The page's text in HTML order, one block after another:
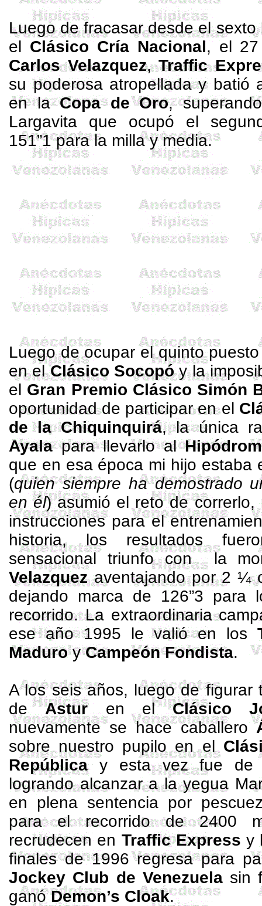
Luego de fracasar desde el
el Clásico Cría Nacional, el
Carlos Velazquez,Traffic
su poderosa atropellada y batió
enlaCopade Oro,
Largavita que ocupó el
151”1 para la milla y media.
Luego de ocupar el quinto
en elClásico Socopóy la
el Gran Premio Clásico Simón
oportunidad de participar en el
dela Chiquinquirá, la única
Ayalapara llevarlo al
que en esa época mi hijo estaba
(quien siempre ha demostrado
en él) asumió el reto de
instrucciones para el
historia, los resultados
sensacional triunfo con
la
Velazquezaventajando por 2 ¼
dejando marca de 126”3 para
recorrido. La extraordinaria
ese año 1995 le valió en los
MaduroyCampeón Fondista.
A los seis años, luego de
deAsturen elClásico
nuevamente se hace caballero
sobre nuestro pupilo en el
Repúblicay esta vez fue de
logrando alcanzar a la yegua
en plena sentencia por
para el recorrido de2400
recrudecen en TrafficExpress y
finales de 1996 regresa para
Jockey Club de Venezuelasin
ganóDemon’s Cloak.